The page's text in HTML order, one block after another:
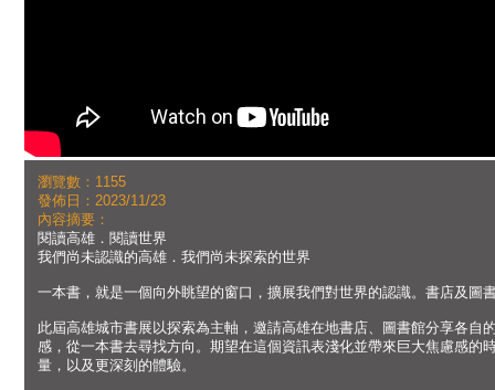
瀏覽數：1155
發佈日：2023/11/23
內容摘要：
閱讀高雄．閱讀世界
我們尚未認識的高雄．我們尚未探索的世界
一本書，就是一個向外眺望的窗口，擴展我們對世界的認識。書店及圖
此屆高雄城市書展以探索為主軸，邀請高雄在地書店、圖書館分享各自
感，從一本書去尋找方向。期望在這個資訊表淺化並帶來巨大焦慮感的
量，以及更深刻的體驗。